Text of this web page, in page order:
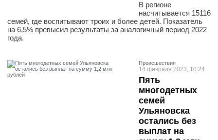
В регионе
насчитывается 15116
семей, где воспитывают троих и более детей. Показатель
на 6,5% превысил результаты за аналогичный период 2022
года.
Проиcшествия
14 февраля 2023, 10:24
Пять
многодетных
семей
Ульяновска
остались без
выплат на